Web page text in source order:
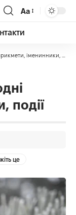
Аа
іменинники, події
події